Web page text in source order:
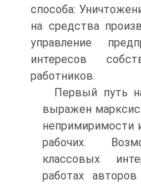
способа:
на средства
управление
интересов
работников.
Первый путь
выражен
непримиримости
рабочих.
классовых
работах